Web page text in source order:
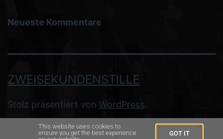
Neueste Kommentare
ZWEISEKUNDENSTILLE
Stolz präsentiert von WordPress.
This website uses cookies to
ensure you get the best experience
GOT IT